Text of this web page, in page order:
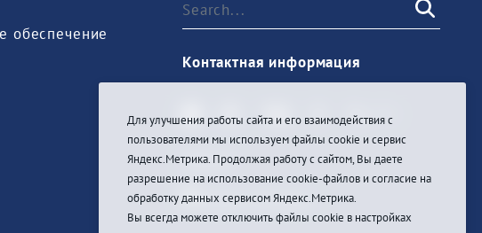
обеспечение
Контактная информация
Sign In
Для улучшения работы сайта и его взаимодействия с
пользователями мы используем файлы cookie и сервис
Яндекс.Метрика. Продолжая работу с сайтом, Вы даете
разрешение на использование cookie-файлов и согласие на
обработку данных сервисом Яндекс.Метрика.
Вы всегда можете отключить файлы cookie в настройках